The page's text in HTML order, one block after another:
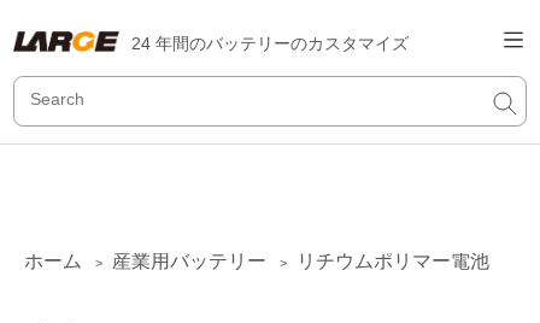
24 年間のバッテリーのカスタマイズ
ホーム > 産業用バッテリー > リチウムポリマー電池